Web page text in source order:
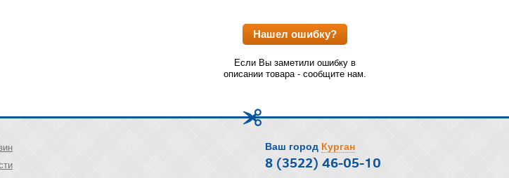
Нашел ошибку?
Если Вы заметили ошибку в
описании товара - сообщите нам.
Ваш город Курган
8 (3522) 46-05-10